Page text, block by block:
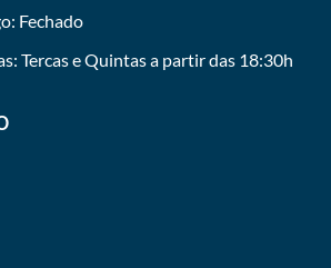
Fechado
Tercas e Quintas a partir das 18:30h